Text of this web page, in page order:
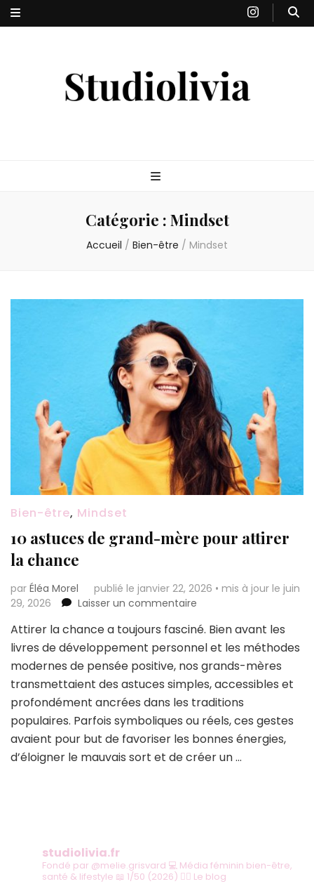
Catégorie : Mindset
Accueil / Bien-être / Mindset
Bien-être, Mindset
10 astuces de grand-mère pour attirer
la chance
par Éléa Morel publié le janvier 22, 2026 • mis à jour le juin
29, 2026
Laisser un commentaire
astuces
de
grand-
mère
pour
attirer
la
chance
Attirer la chance a toujours fasciné. Bien avant les
livres de développement personnel et les méthodes
modernes de pensée positive, nos grands-mères
transmettaient des astuces simples, accessibles et
profondément ancrées dans les traditions
populaires. Parfois symboliques ou réels, ces gestes
avaient pour but de favoriser les bonnes énergies,
d’éloigner le mauvais sort et de créer un …
studiolivia.fr
Fondé par @melie.grisvard 💻 Média féminin bien-être,
santé & lifestyle 📖 1/50 (2026) 👇🏻 Le blog